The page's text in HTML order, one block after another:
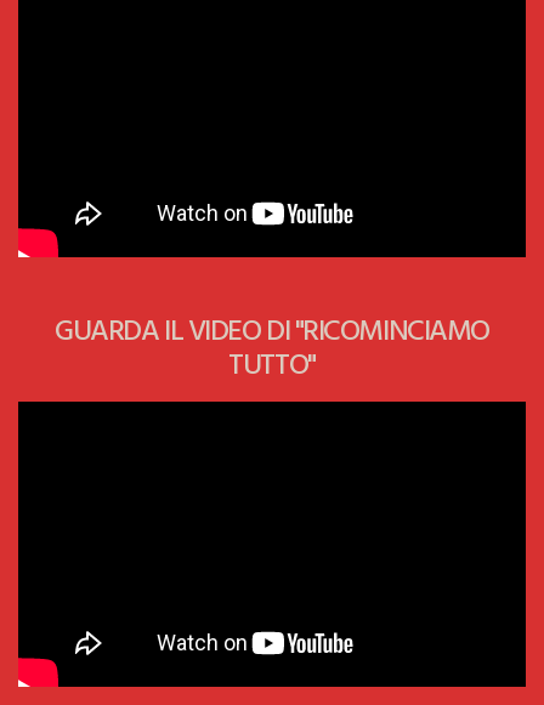
GUARDA IL VIDEO DI "RICOMINCIAMO
TUTTO"